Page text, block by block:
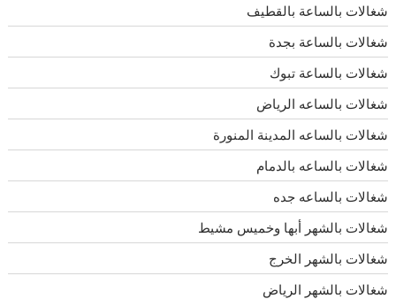
شغالات بالساعة بالقطيف
شغالات بالساعة بجدة
شغالات بالساعة تبوك
شغالات بالساعه الرياض
شغالات بالساعه المدينة المنورة
شغالات بالساعه بالدمام
شغالات بالساعه جده
شغالات بالشهر أبها وخميس مشيط
شغالات بالشهر الخرج
شغالات بالشهر الرياض